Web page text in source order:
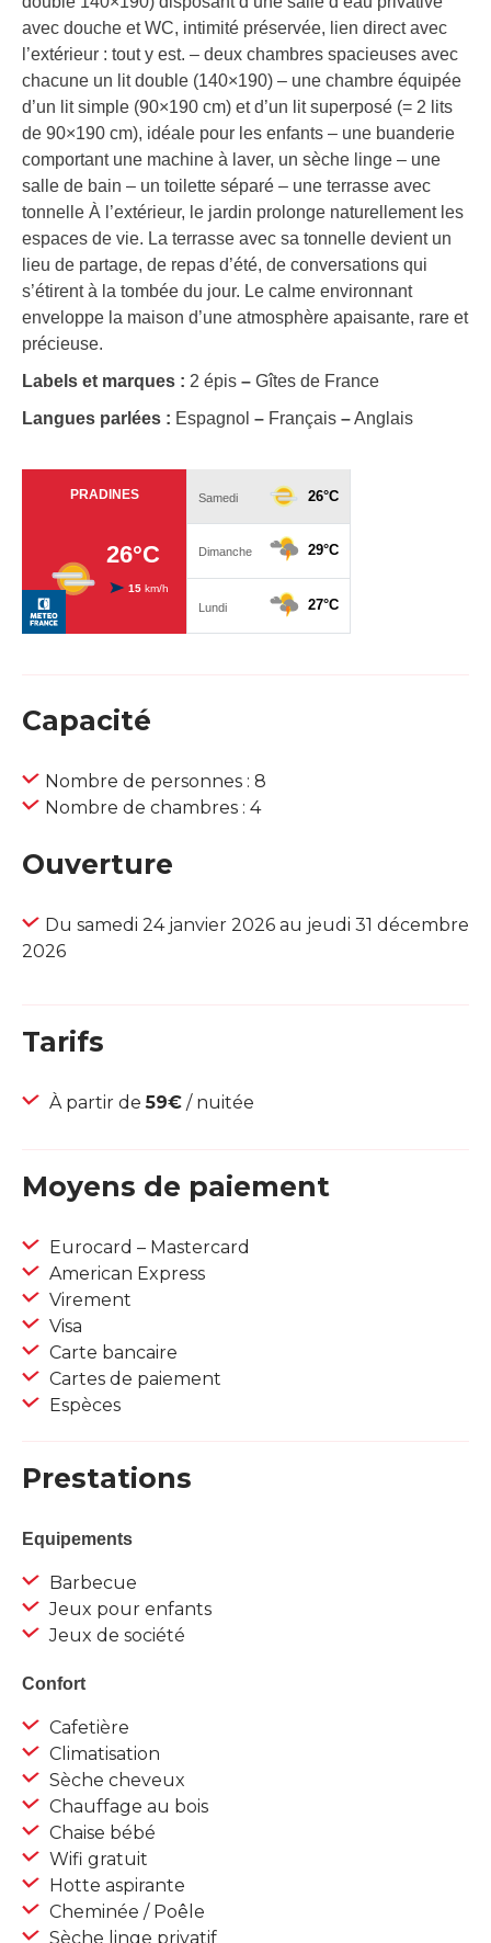
avec douche et WC, intimité préservée, lien direct avec
l’extérieur : tout y est. – deux chambres spacieuses avec
chacune un lit double (140×190) – une chambre équipée
d’un lit simple (90×190 cm) et d’un lit superposé (= 2 lits
de 90×190 cm), idéale pour les enfants – une buanderie
comportant une machine à laver, un sèche linge – une
salle de bain – un toilette séparé – une terrasse avec
tonnelle À l’extérieur, le jardin prolonge naturellement les
espaces de vie. La terrasse avec sa tonnelle devient un
lieu de partage, de repas d’été, de conversations qui
s’étirent à la tombée du jour. Le calme environnant
enveloppe la maison d’une atmosphère apaisante, rare et
précieuse.
Labels et marques : 2 épis – Gîtes de France
Langues parlées : Espagnol – Français –Anglais
Capacité
Nombre de personnes : 8
Nombre de chambres : 4
Ouverture
Du samedi 24 janvier 2026 au jeudi 31 décembre
2026
Tarifs
À partir de59€ / nuitée
Moyens de paiement
Eurocard – Mastercard
American Express
Virement
Visa
Carte bancaire
Cartes de paiement
Espèces
Prestations
Equipements
Barbecue
Jeux pour enfants
Jeux de société
Confort
Cafetière
Climatisation
Sèche cheveux
Chauffage au bois
Chaise bébé
Wifi gratuit
Hotte aspirante
Cheminée / Poêle
Sèche linge privatif